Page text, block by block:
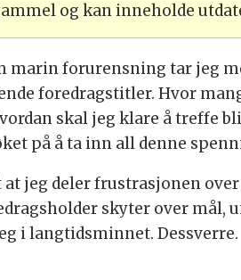
og kan inneholde
marin forurensning tar jeg
foredragstitler. Hvor
skal jeg klare å treffe
på å ta inn all denne
at jeg deler frustrasjonen
skyter over
i langtidsminnet. Dessverre.